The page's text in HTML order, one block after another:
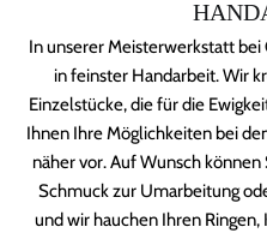
In unserer Meisterwerkstatt
in feinster Handarbeit. Wir
Einzelstücke, die für die
Ihnen Ihre Möglichkeiten bei
näher vor. Auf Wunsch
Schmuck zur Umarbeitung
und wir hauchen Ihren